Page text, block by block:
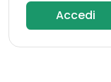
Accedi